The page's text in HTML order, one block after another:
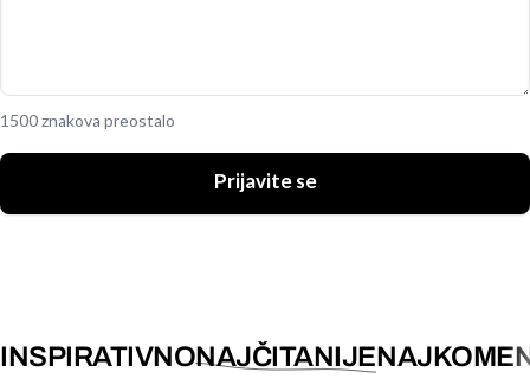
1500 znakova preostalo
Prijavite se
INSPIRATIVNONAJČITANIJE